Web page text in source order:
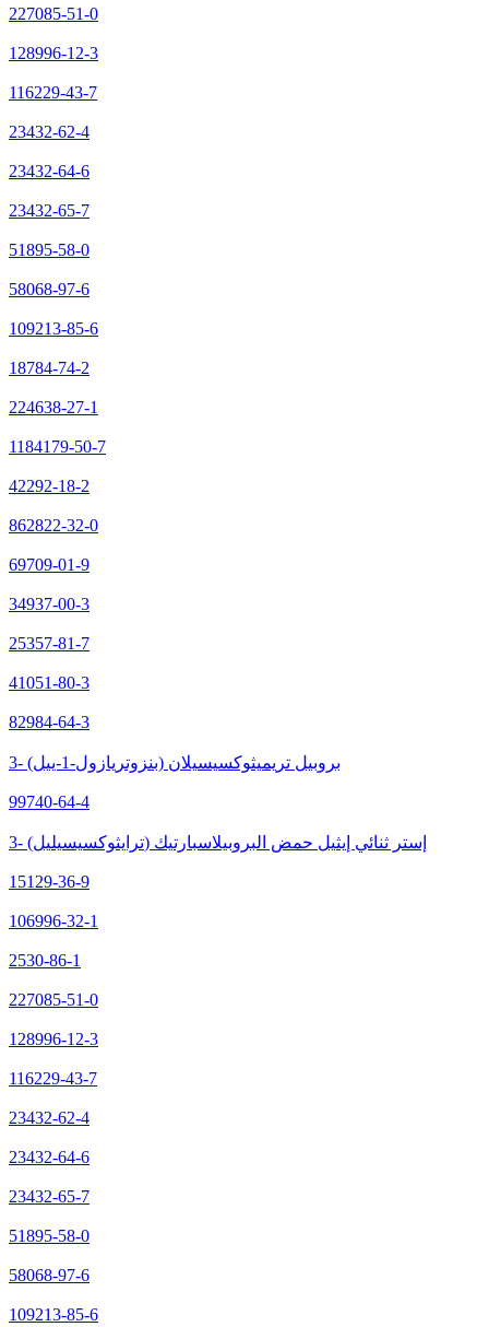
227085-51-0
128996-12-3
116229-43-7
23432-62-4
23432-64-6
23432-65-7
51895-58-0
58068-97-6
109213-85-6
18784-74-2
224638-27-1
1184179-50-7
42292-18-2
862822-32-0
69709-01-9
34937-00-3
25357-81-7
41051-80-3
82984-64-3
3- (بنزوتريازول-1-ييل) بروبيل تريميثوكسيسيلان
99740-64-4
3- (ترايثوكسيسيليل) إستر ثنائي إيثيل حمض البروبيلاسبارتيك
15129-36-9
106996-32-1
2530-86-1
227085-51-0
128996-12-3
116229-43-7
23432-62-4
23432-64-6
23432-65-7
51895-58-0
58068-97-6
109213-85-6